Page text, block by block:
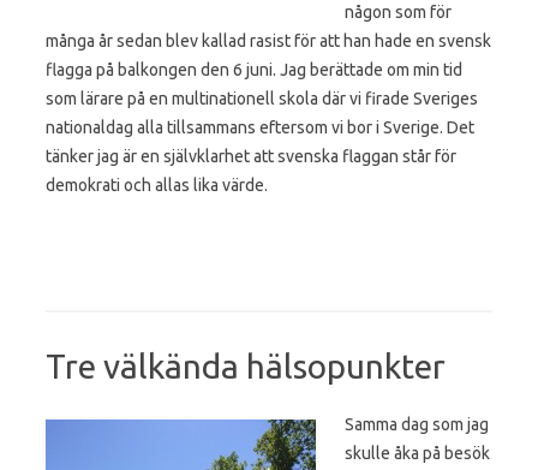
någon som för
många år sedan blev kallad rasist för att han hade en svensk
flagga på balkongen den 6 juni. Jag berättade om min tid
som lärare på en multinationell skola där vi firade Sveriges
nationaldag alla tillsammans eftersom vi bor i Sverige. Det
tänker jag är en självklarhet att svenska flaggan står för
demokrati och allas lika värde.
Tre välkända hälsopunkter
Samma dag som jag
skulle åka på besök